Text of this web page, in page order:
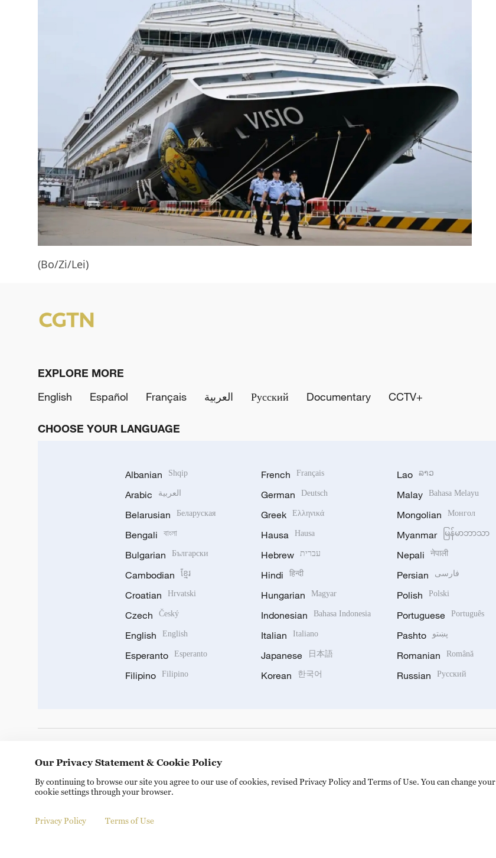
(Bo/Zi/Lei)
EXPLORE MORE
English
Español Français العربية Русский Documentary CCTV+
CHOOSE YOUR LANGUAGE
Albanian Shqip
Arabic العربية
Belarusian Беларуская
Bengali বাংলা
Bulgarian Български
Cambodian ខ្មែរ
Croatian Hrvatski
Czech Český
English English
Esperanto Esperanto
Filipino Filipino
French Français
German Deutsch
Greek Ελληνικά
Hausa Hausa
Hebrew עברית
Hindi हिन्दी
Hungarian Magyar
Indonesian Bahasa Indonesia
Italian Italiano
Japanese 日本語
Korean 한국어
Lao ລາວ
Malay Bahasa Melayu
Mongolian Монгол
Myanmar မြန်မာဘာသာ
Nepali नेपाली
Persian فارسی
Polish Polski
Portuguese Português
Pashto پښتو
Romanian Română
Russian Русский
Copyright © 2024 CGTN. 京ICP备20000184号
Our Privacy Statement & Cookie Policy
By continuing to browse our site you agree to our use of cookies, revised Privacy Policy and Terms of Use. You can change your
cookie settings through your browser.
Privacy Policy Terms of Use